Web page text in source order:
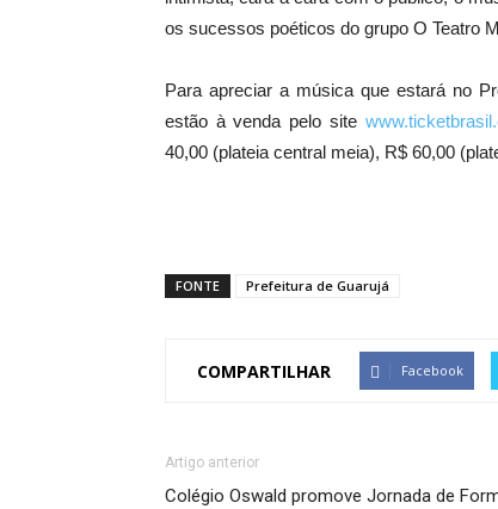
os sucessos poéticos do grupo O Teatro
Para apreciar a música que estará no
estão à venda pelo site
40,00 (plateia central meia), R$ 60,00
FONTE Prefeitura de Guarujá
COMPARTILHAR Facebook
Artigo anterior
Colégio Oswald promove Jornada de